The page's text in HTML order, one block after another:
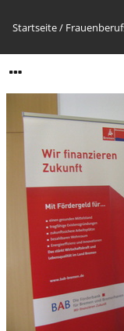
Startseite/